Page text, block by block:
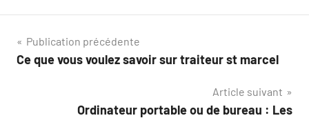
Navigation
de
Publication précédente
Ce que vous voulez savoir sur traiteur st marcel​
Article suivant
Ordinateur portable ou de bureau : Les